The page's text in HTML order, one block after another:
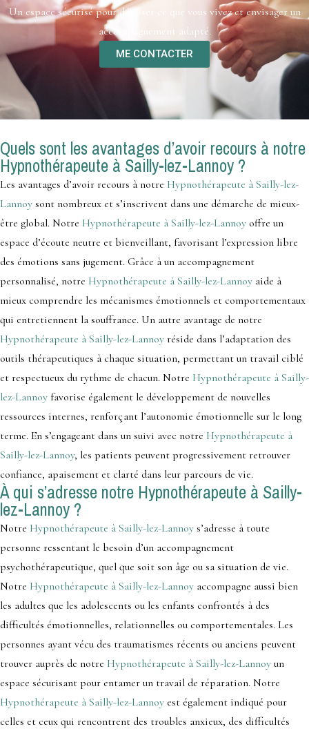
Un espace sécurisé pour déposer ce que vous vivez et envisager un
accompagnement adapté.
ME CONTACTER
Quels sont les avantages d’avoir recours à notre
Hypnothérapeute à Sailly-lez-Lannoy ?
Les avantages d’avoir recours à notre Hypnothérapeute à Sailly-lez-
Lannoy sont nombreux et s’inscrivent dans une démarche de mieux-
être global. Notre Hypnothérapeute à Sailly-lez-Lannoy offre un
espace d’écoute neutre et bienveillant, favorisant l’expression libre
des émotions sans jugement. Grâce à un accompagnement
personnalisé, notre Hypnothérapeute à Sailly-lez-Lannoy aide à
mieux comprendre les mécanismes émotionnels et comportementaux
qui entretiennent la souffrance. Un autre avantage de notre
Hypnothérapeute à Sailly-lez-Lannoy réside dans l’adaptation des
outils thérapeutiques à chaque situation, permettant un travail ciblé
et respectueux du rythme de chacun. Notre Hypnothérapeute à Sailly-
lez-Lannoy favorise également le développement de nouvelles
ressources internes, renforçant l’autonomie émotionnelle sur le long
terme. En s’engageant dans un suivi avec notre Hypnothérapeute à
Sailly-lez-Lannoy, les patients peuvent progressivement retrouver
confiance, apaisement et clarté dans leur parcours de vie.
À qui s’adresse notre Hypnothérapeute à Sailly-
lez-Lannoy ?
Notre Hypnothérapeute à Sailly-lez-Lannoy s’adresse à toute
personne ressentant le besoin d’un accompagnement
psychothérapeutique, quel que soit son âge ou sa situation de vie.
Notre Hypnothérapeute à Sailly-lez-Lannoy accompagne aussi bien
les adultes que les adolescents ou les enfants confrontés à des
difficultés émotionnelles, relationnelles ou comportementales. Les
personnes ayant vécu des traumatismes récents ou anciens peuvent
trouver auprès de notre Hypnothérapeute à Sailly-lez-Lannoy un
espace sécurisant pour entamer un travail de réparation. Notre
Hypnothérapeute à Sailly-lez-Lannoy est également indiqué pour
celles et ceux qui rencontrent des troubles anxieux, des difficultés